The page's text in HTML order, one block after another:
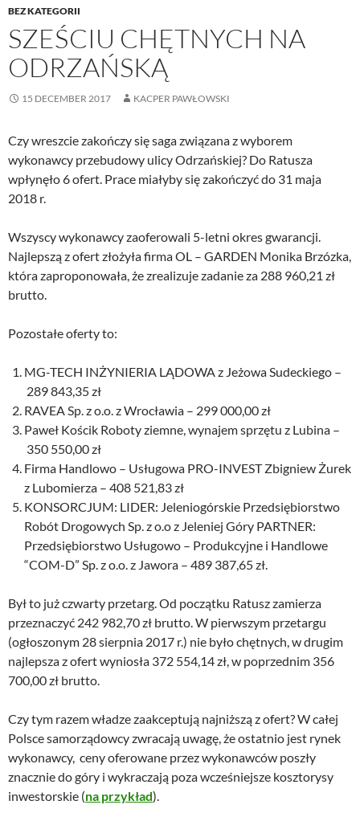
BEZ KATEGORII
SZEŚCIU CHĘTNYCH NA
ODRZAŃSKĄ
15 DECEMBER 2017 KACPER PAWŁOWSKI
Czy wreszcie zakończy się saga związana z wyborem
wykonawcy przebudowy ulicy Odrzańskiej? Do Ratusza
wpłynęło 6 ofert. Prace miałyby się zakończyć do 31 maja
2018 r.
Wszyscy wykonawcy zaoferowali 5-letni okres gwarancji.
Najlepszą z ofert złożyła firma OL – GARDEN Monika Brzózka,
która zaproponowała, że zrealizuje zadanie za 288 960,21 zł
brutto.
Pozostałe oferty to:
MG-TECH INŻYNIERIA LĄDOWA z Jeżowa Sudeckiego –
289 843,35 zł
RAVEA Sp. z o.o. z Wrocławia – 299 000,00 zł
Paweł Kościk Roboty ziemne, wynajem sprzętu z Lubina –
350 550,00 zł
Firma Handlowo – Usługowa PRO-INVEST Zbigniew Żurek
z Lubomierza – 408 521,83 zł
KONSORCJUM: LIDER: Jeleniogórskie Przedsiębiorstwo
Robót Drogowych Sp. z o.o z Jeleniej Góry PARTNER:
Przedsiębiorstwo Usługowo – Produkcyjne i Handlowe
“COM-D” Sp. z o.o. z Jawora – 489 387,65 zł.
Był to już czwarty przetarg. Od początku Ratusz zamierza
przeznaczyć 242 982,70 zł brutto. W pierwszym przetargu
(ogłoszonym 28 sierpnia 2017 r.) nie było chętnych, w drugim
najlepsza z ofert wyniosła 372 554,14 zł, w poprzednim 356
700,00 zł brutto.
Czy tym razem władze zaakceptują najniższą z ofert? W całej
Polsce samorządowcy zwracają uwagę, że ostatnio jest rynek
wykonawcy, ceny oferowane przez wykonawców poszły
znacznie do góry i wykraczają poza wcześniejsze kosztorysy
inwestorskie (na przykład).